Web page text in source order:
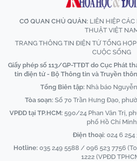
CƠ QUAN CHỦ QUẢN: LIÊN HIỆP
THUẬT VIỆT
TRANG THÔNG TIN ĐIỆN TỬ TỔNG
CUỘC SỐNG
Giấy phép số 113/GP-TTĐT do Cục Phát
tin điện tử - Bộ Thông tin và Truyền
Tổng Biên tập: Nhà báo
Tòa soạn: Số 70 Trần Hưng Đạo,
VPĐD tại TP.HCM: 590/24 Phan Văn Trị,
phố Hồ Chí Minh
Điện thoại: 024 6 254
Hotline: 035 249 5588 / 096 523 7756
1222 (VPĐD